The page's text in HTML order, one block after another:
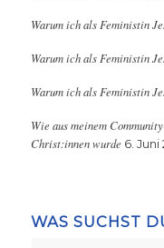
Warum ich als Feministin
Warum ich als Feministin
Warum ich als Feministin
Wie aus meinem
Christ:innen wurde 6. Juni
WAS SUCHST